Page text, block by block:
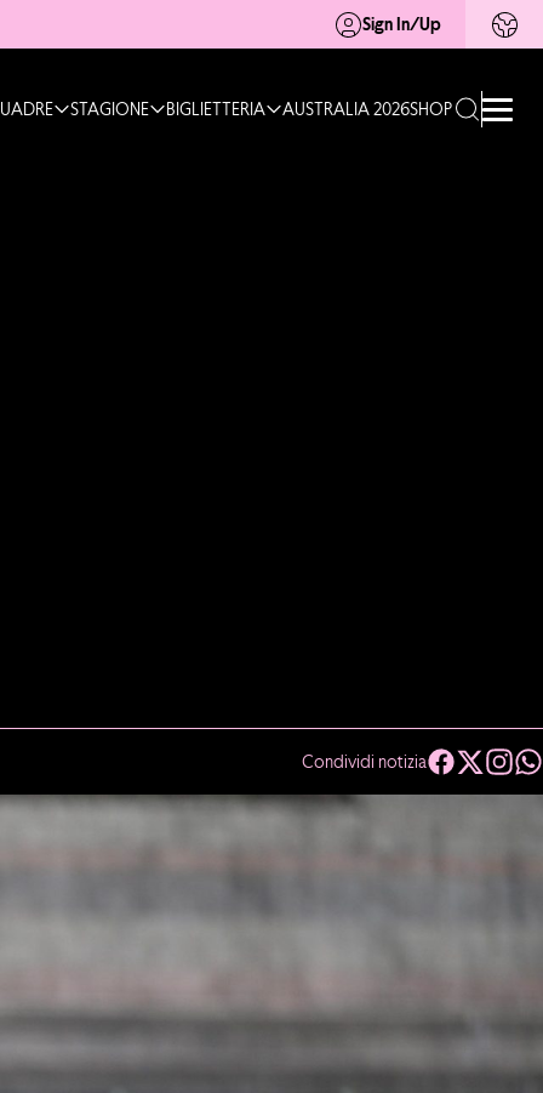
Sign In/Up
STAGIONE BIGLIETTERIA AUSTRALIA 2026SHOP
Condividi notizia